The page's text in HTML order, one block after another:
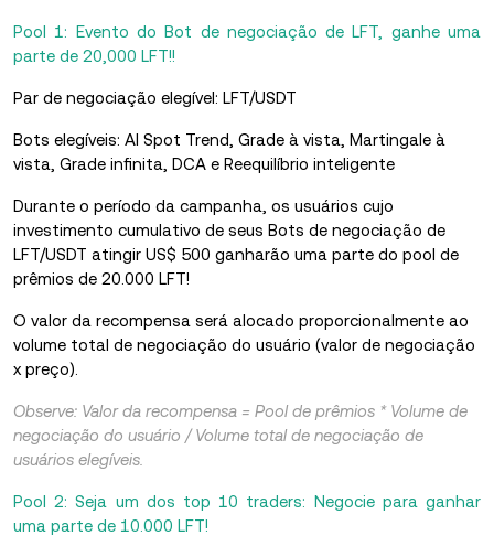
Pool 1: Evento do Bot de negociação de LFT, ganhe uma
parte de 20,000 LFT!!
Par de negociação elegível: LFT/USDT
Bots elegíveis: AI Spot Trend, Grade à vista, Martingale à
vista, Grade infinita, DCA e Reequilíbrio inteligente
Durante o período da campanha, os usuários cujo
investimento cumulativo de seus Bots de negociação de
LFT/USDT atingir US$ 500 ganharão uma parte do pool de
prêmios de 20.000 LFT!
O valor da recompensa será alocado proporcionalmente ao
volume total de negociação do usuário (valor de negociação
x preço).
Observe: Valor da recompensa = Pool de prêmios * Volume de
negociação do usuário / Volume total de negociação de
usuários elegíveis.
Pool 2: Seja um dos top 10 traders: Negocie para ganhar
uma parte de 10.000 LFT!